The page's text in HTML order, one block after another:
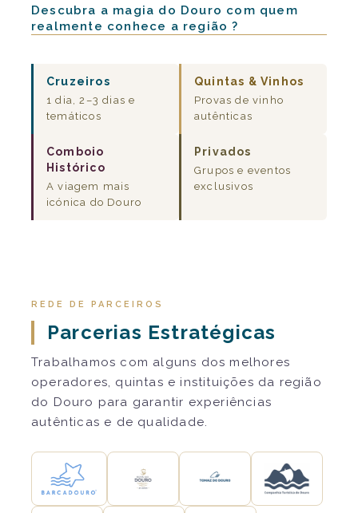
Descubra a magia do Douro com quem
realmente conhece a região ?
Cruzeiros
1 dia, 2–3 dias e
temáticos
Quintas & Vinhos
Provas de vinho
autênticas
Comboio
Histórico
A viagem mais
icónica do Douro
Privados
Grupos e eventos
exclusivos
REDE DE PARCEIROS
Parcerias Estratégicas
Trabalhamos com alguns dos melhores
operadores, quintas e instituições da região
do Douro para garantir experiências
autênticas e de qualidade.